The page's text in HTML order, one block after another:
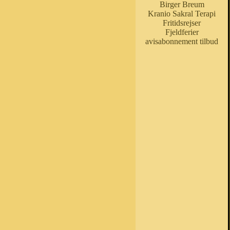
Birger Breum
Kranio Sakral Terapi
Fritidsrejser
Fjeldferier
avisabonnement tilbud